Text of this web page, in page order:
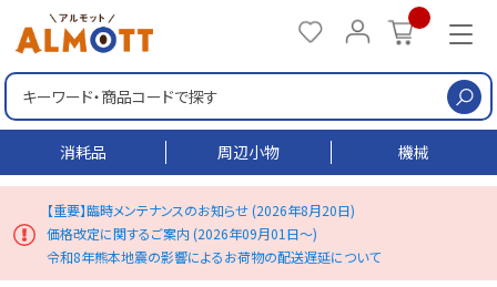
消耗品 周辺小物 機械
【重要】臨時メンテナンスのお知らせ (2026年8月20日)
価格改定に関するご案内 (2026年09月01日～)
令和8年熊本地震の影響によるお荷物の配送遅延について